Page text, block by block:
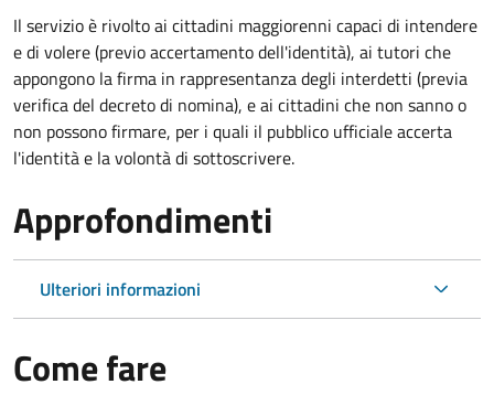
Il servizio è rivolto ai cittadini maggiorenni capaci di intendere
e di volere (previo accertamento dell'identità), ai tutori che
appongono la firma in rappresentanza degli interdetti (previa
verifica del decreto di nomina), e ai cittadini che non sanno o
non possono firmare, per i quali il pubblico ufficiale accerta
l'identità e la volontà di sottoscrivere.
Approfondimenti
Ulteriori informazioni
Come fare